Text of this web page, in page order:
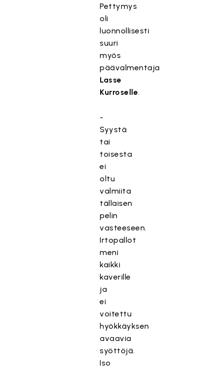
Pettymys
oli
luonnollisesti
suuri
myös
päävalmentaja
Lasse
Kurroselle.
-
Syystä
tai
toisesta
ei
oltu
valmiita
tällaisen
pelin
vasteeseen.
Irtopallot
meni
kaikki
kaverille
ja
ei
voitettu
hyökkäyksen
avaavia
syöttöjä.
Iso